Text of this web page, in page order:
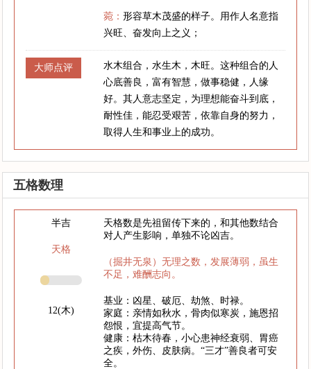
菀：形容草木茂盛的样子。用作人名意指
兴旺、奋发向上之义；
大师点评
水木组合，水生木，木旺。这种组合的人
心底善良，富有智慧，做事稳健，人缘
好。其人意志坚定，为理想能奋斗到底，
耐性佳，能忍受艰苦，依靠自身的努力，
取得人生和事业上的成功。
五格数理
半吉
天格
12(木)
天格数是先祖留传下来的，和其他数结合
对人产生影响，单独不论凶吉。
（掘井无泉）无理之数，发展薄弱，虽生
不足，难酬志向。
基业：凶星、破厄、劫煞、时禄。
家庭：亲情如秋水，骨肉似寒炭，施恩招
怨恨，宜提高气节。
健康：枯木待春，小心患神经衰弱、胃癌
之疾，外伤、皮肤病。“三才”善良者可安
全。